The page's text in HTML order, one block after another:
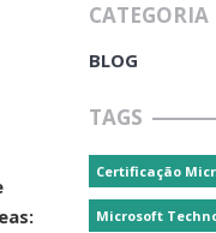
CATEGORIA
BLOG
TAGS
Certificação
Microsoft